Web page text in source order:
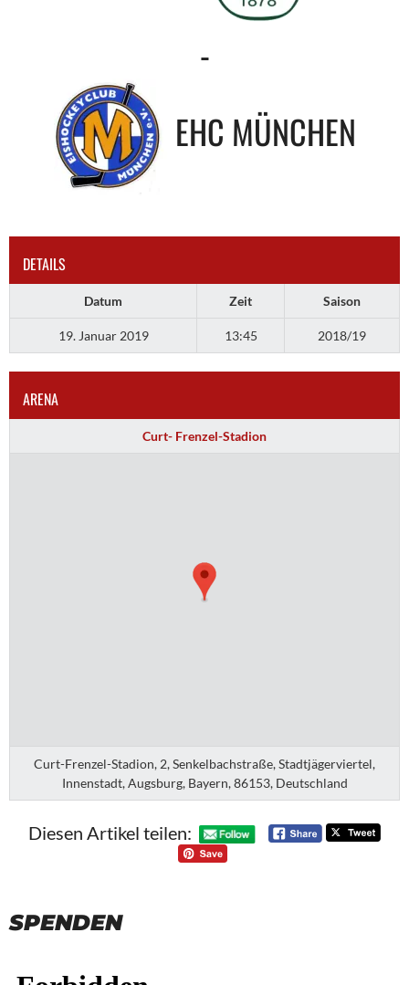
-
EHC MÜNCHEN
DETAILS
Datum Zeit Saison
19. Januar 2019 13:45 2018/19
ARENA
Curt- Frenzel-Stadion
Curt-Frenzel-Stadion, 2, Senkelbachstraße, Stadtjägerviertel,
Innenstadt, Augsburg, Bayern, 86153, Deutschland
Diesen Artikel teilen:
SPENDEN